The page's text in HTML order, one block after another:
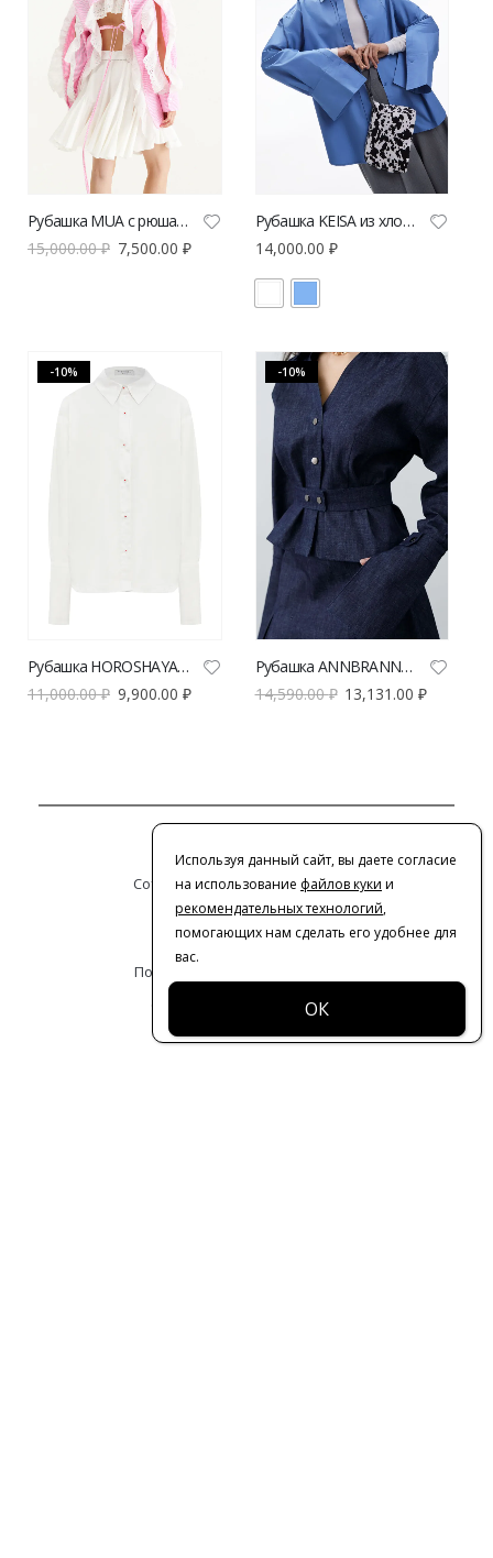
Рубашка MUA с рюшами
15,000.00₽ 7,500.00 ₽
Рубашка KEISA из хлопка
14,000.00 ₽
-10%
Рубашка HOROSHAYA DEVOCHKA NEW THE MOON
11,000.00₽ 9,900.00 ₽
-10%
Рубашка ANNBRANND джинсовая с поясом
14,590.00₽ 13,131.00₽
Сотрудничество с дизайнерами
Оферта
Политика конфиденциальности
© 2016-2026 | VERESK studio
Используя данный сайт, вы даете согласие
на использование файлов куки и
рекомендательных технологий,
помогающих нам сделать его удобнее для
вас.